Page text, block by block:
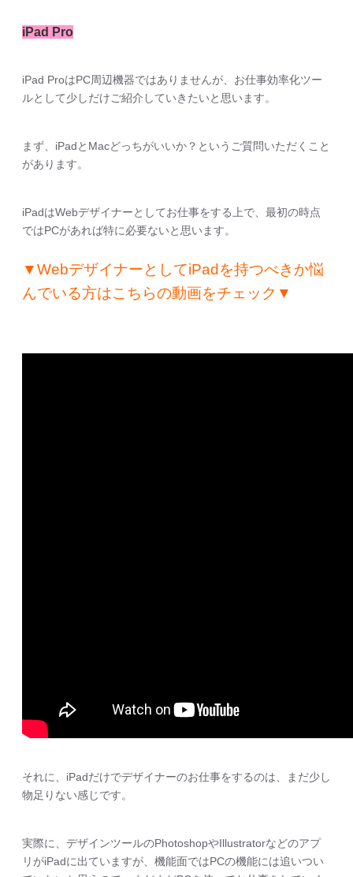
iPad Pro
iPad ProはPC周辺機器ではありませんが、お仕事効率化ツー
ルとして少しだけご紹介していきたいと思います。
まず、iPadとMacどっちがいいか？というご質問いただくこと
があります。
iPadはWebデザイナーとしてお仕事をする上で、最初の時点
ではPCがあれば特に必要ないと思います。
▼WebデザイナーとしてiPadを持つべきか悩
んでいる方はこちらの動画をチェック▼
それに、iPadだけでデザイナーのお仕事をするのは、まだ少し
物足りない感じです。
実際に、デザインツールのPhotoshopやIllustratorなどのアプ
リがiPadに出ていますが、機能面ではPCの機能には追いつい